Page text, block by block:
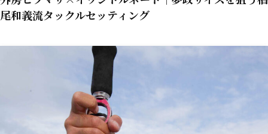
尾和義流タックルセッティング